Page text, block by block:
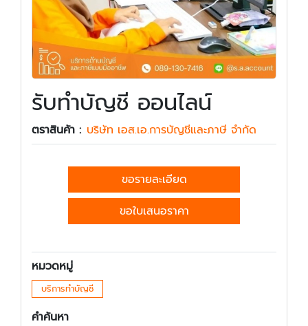
รับทำบัญชี ออนไลน์
ตราสินค้า : บริษัท เอส.เอ.การบัญชีและภาษี จำกัด
ขอรายละเอียด
ขอใบเสนอราคา
หมวดหมู่
บริการทำบัญชี
คำค้นหา